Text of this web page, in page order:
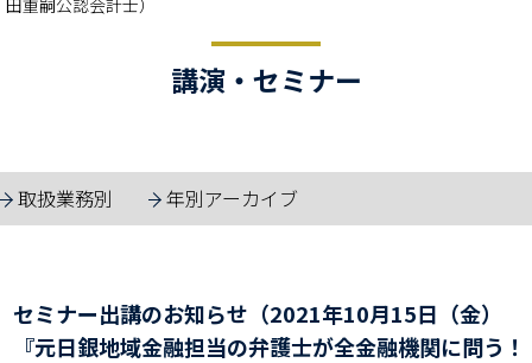
田重嗣公認会計士）
講演・セミナー
取扱業務別 年別アーカイブ
セミナー出講のお知らせ（2021年10月15日（金）
『元日銀地域金融担当の弁護士が全金融機関に問う！